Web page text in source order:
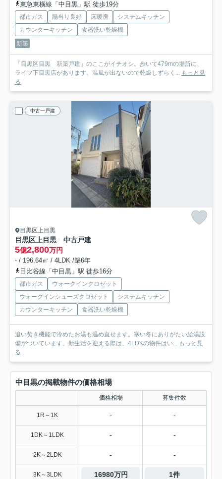
東急東横線「中目黒」駅 徒歩19分
都市ガス 陽当り良好 床暖房
システムキッチン
カウンターキッチン
食器洗い乾燥機
新築
「目黒区目黒 新築戸建」のここがイチオシ。歩いて479mの場所に、
ライフ下目黒店があります。温風が出ないので乾燥しずらく... もっと見
る
中古一戸建
目黒区上目黒
目黒区上目黒 中古戸建
5億2,800万円
- / 196.64㎡ / 4LDK /築6年
日比谷線「中目黒」駅 徒歩16分
都市ガス
ウォークインクロゼット
ウォークインシューズクロゼット
システムキッチン
カウンターキッチン
食器洗い乾燥機
追い焚き機能で冷めたお湯も温め直せます。寒い冬にありがたい給湯設
備がついています。新生活を迎える際は、4LDKの物件はい... もっと見
る
中目黒の掲載物件の価格相場
価格相場 募集件数
1R～1K - -
1DK～1LDK - -
2K～2LDK - -
3K～3LDK 16980万円 1件